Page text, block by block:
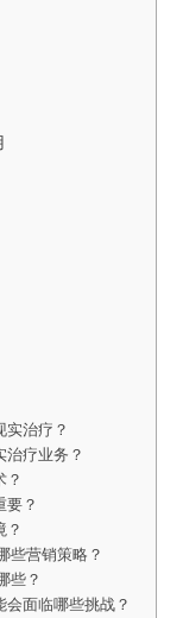
治疗？
疗业务？
？
要？
？
些营销策略？
些？
面临哪些挑战？